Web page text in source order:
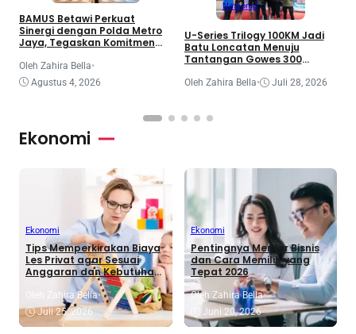
BAMUS Betawi Perkuat
Sinergi dengan Polda Metro
Jaya, Tegaskan Komitmen
Damai, dan Kondusif Jelang
HUT ke-81 Republik Indonesia
Oleh Zahira Bella•
Agustus 4, 2026
Nasional
U-Series Trilogy 100KM Jadi
Batu Loncatan Menuju
Tantangan Gowes 300
Oleh Zahira Bella• Juli 28, 2026
Ekonomi
Ekonomi
Tips Memperkirakan Biaya
Les Privat agar Sesuai
Anggaran dan Kebutuhan
Oleh Zahira Bella•
Juli 25, 2026
Ekonomi
Pentingnya Mentor Bisnis
dan Cara Memilih yang
Tepat 2026
Oleh Zahira Bella•
Juni 20, 2026